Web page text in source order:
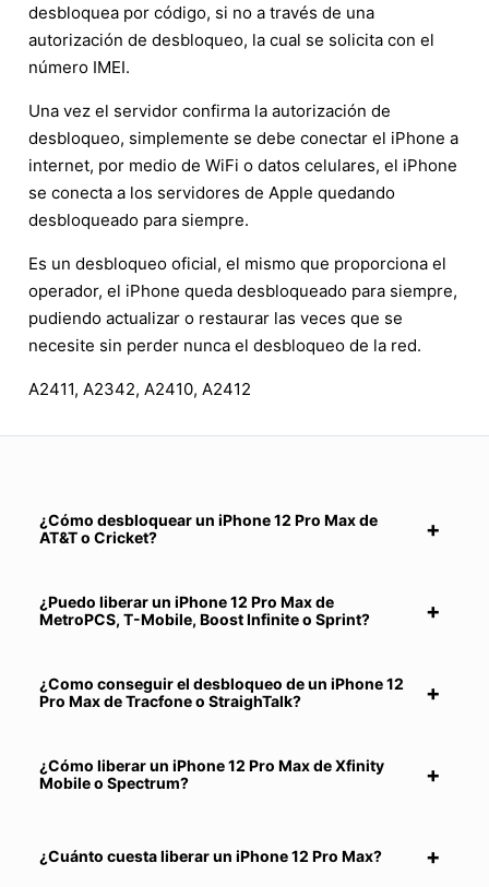
desbloquea por código, si no a través de una
autorización de desbloqueo, la cual se solicita con el
número IMEI.
Una vez el servidor confirma la autorización de
desbloqueo, simplemente se debe conectar el iPhone a
internet, por medio de WiFi o datos celulares, el iPhone
se conecta a los servidores de Apple quedando
desbloqueado para siempre.
Es un desbloqueo oficial, el mismo que proporciona el
operador, el iPhone queda desbloqueado para siempre,
pudiendo actualizar o restaurar las veces que se
necesite sin perder nunca el desbloqueo de la red.
A2411, A2342, A2410, A2412
¿Cómo desbloquear un iPhone 12 Pro Max de
AT&T o Cricket?
¿Puedo liberar un iPhone 12 Pro Max de
MetroPCS, T-Mobile, Boost Infinite o Sprint?
¿Como conseguir el desbloqueo de un iPhone 12
Pro Max de Tracfone o StraighTalk?
¿Cómo liberar un iPhone 12 Pro Max de Xfinity
Mobile o Spectrum?
¿Cuánto cuesta liberar un iPhone 12 Pro Max?